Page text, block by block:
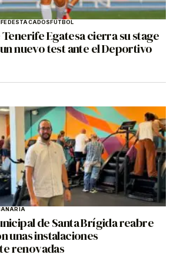
DESTACADOS FÚTBOL
Egatesa cierra su stage
nuevo test ante el Deportivo
de Santa Brígida reabre
unas instalaciones
renovadas